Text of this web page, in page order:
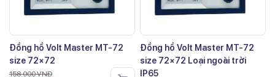
Đồng hồ Volt Master MT-72
size 72×72
158.000VNĐ
Đồng hồ Volt Master MT-72
size 72×72 Loại ngoài trời
IP65